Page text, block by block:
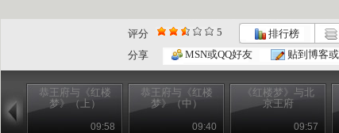
评分 5 排行榜
分享
MSN或QQ好友 贴到博客
恭王府与《红楼
梦》（上）
09:58
恭王府与《红楼
梦》（中）
09:40
《红楼梦》与北
京王府
09:57